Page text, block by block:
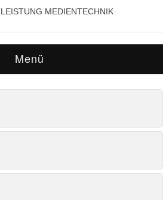
MEDIENTECHNIK
Menü